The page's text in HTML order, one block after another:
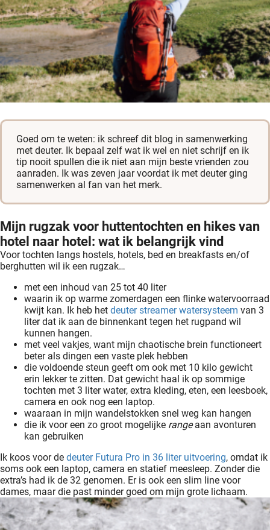
Goed om te weten: ik schreef dit blog in samenwerking
met deuter. Ik bepaal zelf wat ik wel en niet schrijf en ik
tip nooit spullen die ik niet aan mijn beste vrienden zou
aanraden. Ik was zeven jaar voordat ik met deuter ging
samenwerken al fan van het merk.
Mijn rugzak voor huttentochten en hikes van
hotel naar hotel: wat ik belangrijk vind
Voor tochten langs hostels, hotels, bed en breakfasts en/of
berghutten wil ik een rugzak…
met een inhoud van 25 tot 40 liter
waarin ik op warme zomerdagen een flinke watervoorraad
kwijt kan. Ik heb het deuter streamer watersysteem van 3
liter dat ik aan de binnenkant tegen het rugpand wil
kunnen hangen.
met veel vakjes, want mijn chaotische brein functioneert
beter als dingen een vaste plek hebben
die voldoende steun geeft om ook met 10 kilo gewicht
erin lekker te zitten. Dat gewicht haal ik op sommige
tochten met 3 liter water, extra kleding, eten, een leesboek,
camera en ook nog een laptop.
waaraan in mijn wandelstokken snel weg kan hangen
die ik voor een zo groot mogelijke rangeaan avonturen
kan gebruiken
Ik koos voor de deuter Futura Pro in 36 liter uitvoering, omdat ik
soms ook een laptop, camera en statief meesleep. Zonder die
extra’s had ik de 32 genomen. Er is ook een slim line voor
dames, maar die past minder goed om mijn grote lichaam.